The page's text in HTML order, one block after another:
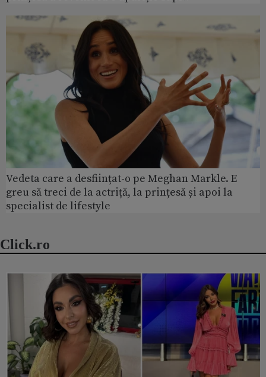
Vedeta care a desființat-o pe Meghan Markle. E
greu să treci de la actriță, la prințesă și apoi la
specialist de lifestyle
Click.ro